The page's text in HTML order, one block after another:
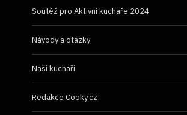
Soutěž pro Aktivní kuchaře 2024
Návody a otázky
Naši kuchaři
Redakce Cooky.cz